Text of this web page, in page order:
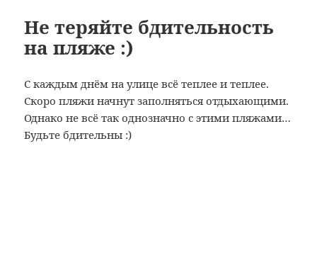
Опасный
зверь
Не теряйте бдительность
на пляже :)
С каждым днём на улице всё теплее и теплее.
Скоро пляжи начнут заполняться отдыхающими.
Однако не всё так однозначно с этими пляжами…
Будьте бдительны :)